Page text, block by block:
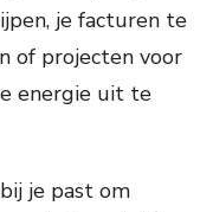
je facturen te
of projecten voor
energie uit te
je past om